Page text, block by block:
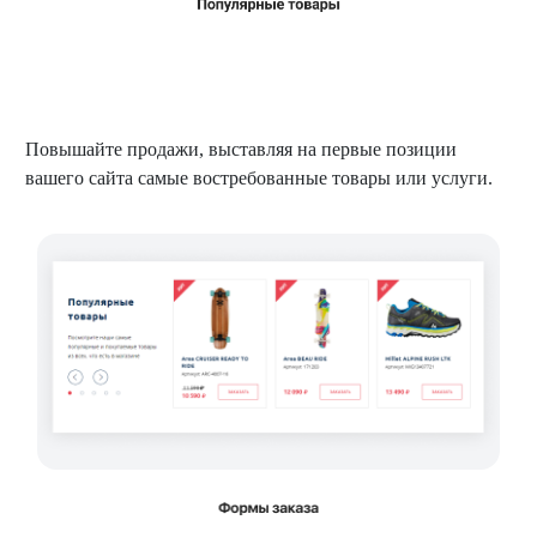
Повышайте продажи, выставляя на первые позиции
вашего сайта самые востребованные товары или услуги.